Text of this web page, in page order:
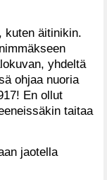
kuten äitinikin.
yhdeltä
ohjaa nuoria
En ollut
taitaa
jaotella